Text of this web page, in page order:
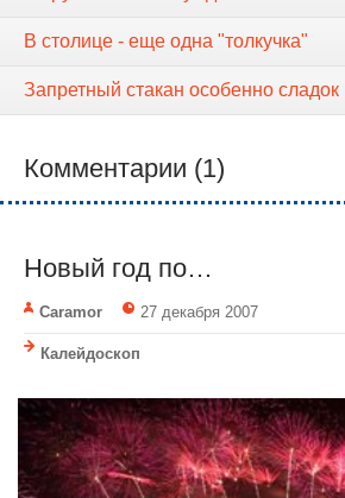
В столице - еще одна "толкучка"
Запретный стакан особенно сладок
Комментарии (1)
Новый год по…
Caramor 27 декабря 2007
Калейдоскоп